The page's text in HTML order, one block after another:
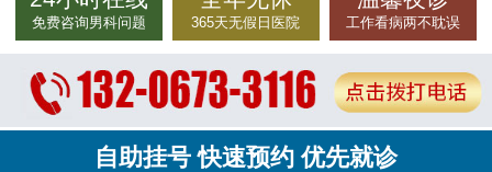
免费咨询男科问题 365天无假日医院 工作看病两不耽误
自助挂号 快速预约 优先就诊